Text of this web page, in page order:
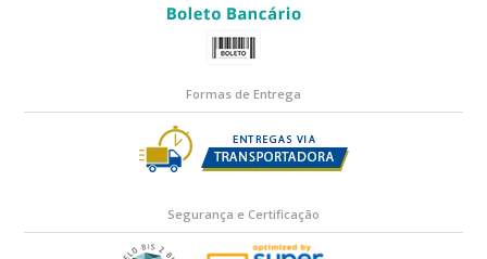
Formas de Entrega
Segurança e Certificação